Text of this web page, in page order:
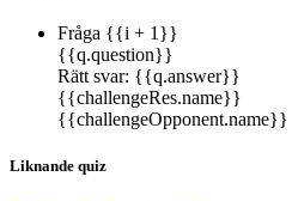
Fråga {{i + 1}}
{{q.question}}
Rätt svar: {{q.answer}}
{{challengeRes.name}}
{{challengeOpponent.name}}
Liknande quiz